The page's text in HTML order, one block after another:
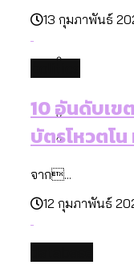
งาน ตั้งแ
ปีนกำแพ
ลักษณ์แบ
ผ่าน
สำรวจร
กรุงเทพ
กรุงเทพ
สูงอายุร
[ข้อมูลดิ
กรุงเท
[ข้อมูลดิ
13 กุมภาพันธ์
10 อันดับเข
บัตรโหวตโ
จาก...
12 กุมภาพันธ์